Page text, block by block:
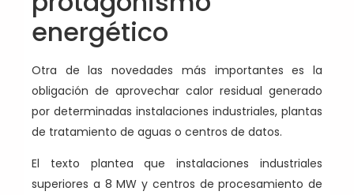
energético
Otra de las novedades más importantes es la
obligación de aprovechar calor residual generado
por determinadas instalaciones industriales, plantas
de tratamiento de aguas o centros de datos.
El texto plantea que instalaciones industriales
superiores a 8 MW y centros de procesamiento de